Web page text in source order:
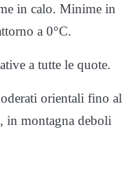
in calo. Minime in
a 0°C.
a tutte le quote.
orientali fino al
in montagna deboli